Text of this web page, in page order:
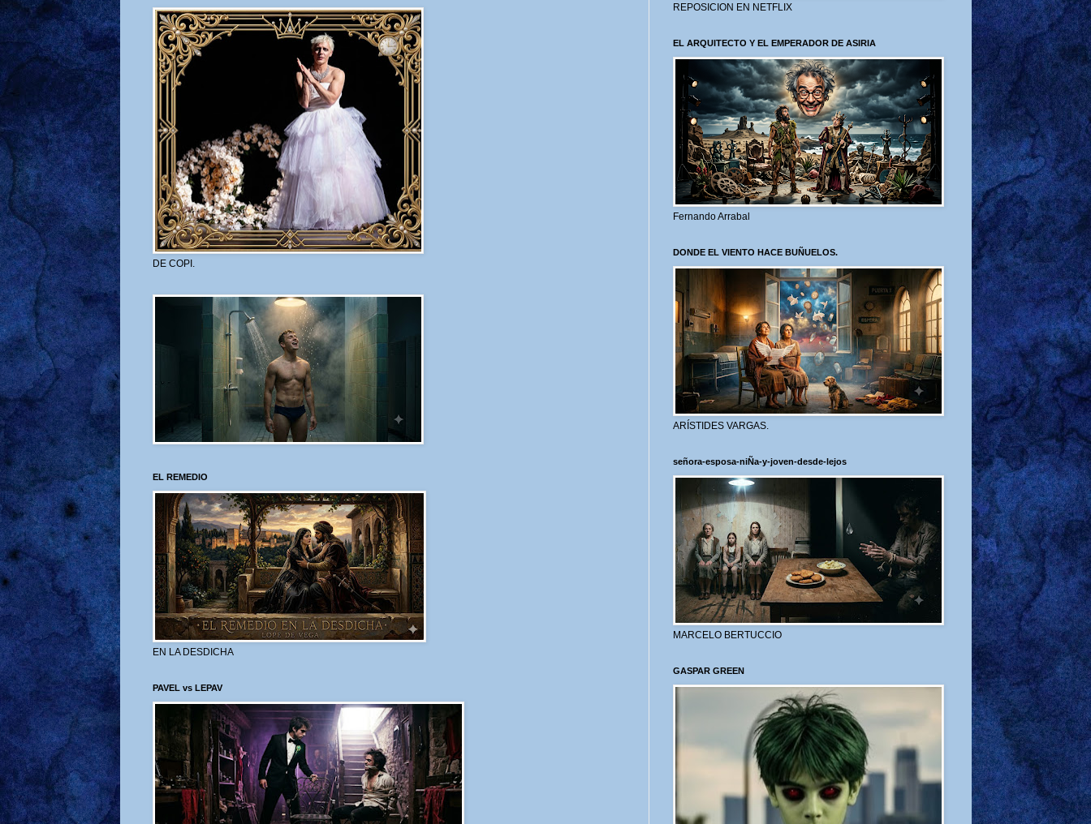
DE COPI.
EL REMEDIO
EN LA DESDICHA
PAVEL vs LEPAV
REPOSICION EN NETFLIX
EL ARQUITECTO Y EL EMPERADOR DE ASIRIA
Fernando Arrabal
DONDE EL VIENTO HACE BUÑUELOS.
ARÍSTIDES VARGAS.
señora-esposa-niÑa-y-joven-desde-lejos
MARCELO BERTUCCIO
GASPAR GREEN